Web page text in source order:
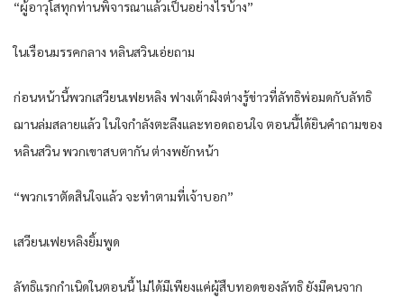
“ผู้อาวุโส​ทุกท่าน​พิจารณา​แล้ว​เป็น​อย่างไรบ้าง​”
ใน​เรือน​มรรค​กลาง​ หลิน​สวิน​เอ่ย​ถาม
ก่อนหน้านี้​พวก​เสวียน​เฟยห​ลิง​ ฟางเต้า​ผิง​ต่าง​รู้​ข่าว​ที่​ลัทธิ​พ่อ​มด​กับ​ลัทธิ​
ฌาน​ล่มสลาย​แล้ว​ ใน​ใจกำลัง​ตะลึง​และ​ทอดถอนใจ​ ตอนนี้​ได้ยิน​คำถาม​ของ​
หลิน​สวิน​ พวกเขา​สบตา​กัน​ ต่าง​พยักหน้า​
“พวกเรา​ตัดสินใจ​แล้ว​ จะทำ​ตามที่​เจ้าบอก​”
เสวียน​เฟยห​ลิง​ยิ้ม​พูด​
ลัทธิ​แรก​กำเนิด​ใน​ตอนนี้​ ไม่ได้​มีเพียงแค่​ผู้สืบทอด​ของ​ลัทธิ​ ยังมี​คน​จาก​